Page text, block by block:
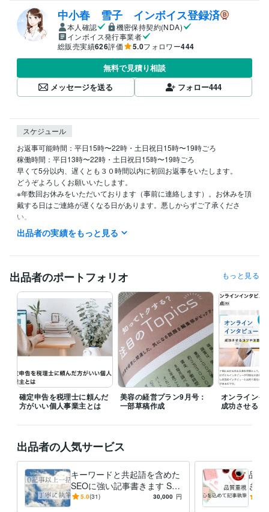
中小春 雪子 インボイス登録済
本人確認
機密保持契約(NDA)
インボイス発行事業者
総販売実績626評価 5.0フォロワー444
無料で見積り相談
メッセージを送る
フォロー444
スケジュール
お返事可能時間：平日15時〜22時・土日祝日15時〜19時ごろ
稼働時間：平日13時〜22時・土日祝日15時〜19時ごろ
早くて5分以内、遅くとも３０時間以内に初回お返事をいたします。
どうぞよろしくお願いいたします。
※年数回お休みをいただいております（事前に連絡します）。お休みを頂
戴する日はご連絡が遅くなる日があります。悪しからずご了承くださ
い。
経験職種
ライフスタイル・その他 / 講師・インストラクター 経験年数 : 15年
受賞歴
あなたもお客様もハッピーになれる！セミナー講師のはじめかた 独
学だけで理転して公立大学に現役合格したたった３つの方法
資格・検定
日商簿記検定3級 取得年 : 2005年
2級FP技能士 取得年 : 2022年
知的財産管理技能検定 取得年 : 2023年
ビジネス・クリエイティブツール
Excel:15年 Google ドキュメント:5年Word:15年
ライティング・翻訳 ブログ記事作成
ブログ
まとめ記事 代筆 ライター
出品者の実績をもっと見る
出品者のポートフォリオ もっと見る
確定申告を税理士に頼んだ
方がいい個人事業主とは
美容の経営プラン9月号：
一部草稿作成
オンラインイ
成功させるコ
出品者の人気サービス
キーワードと共起語を含めた
SEOに強い記事書きます SE
O1位多数 10記事以上一括
5.0(31) 30,000 円
品質
き
金・